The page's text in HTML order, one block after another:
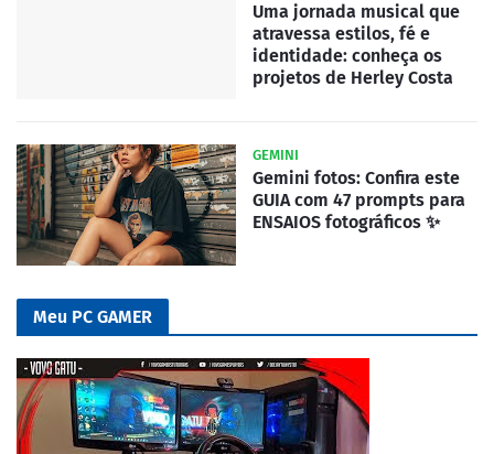
Uma jornada musical que
atravessa estilos, fé e
identidade: conheça os
projetos de Herley Costa
GEMINI
Gemini fotos: Confira este
GUIA com 47 prompts para
ENSAIOS fotográficos ✨
Meu PC GAMER